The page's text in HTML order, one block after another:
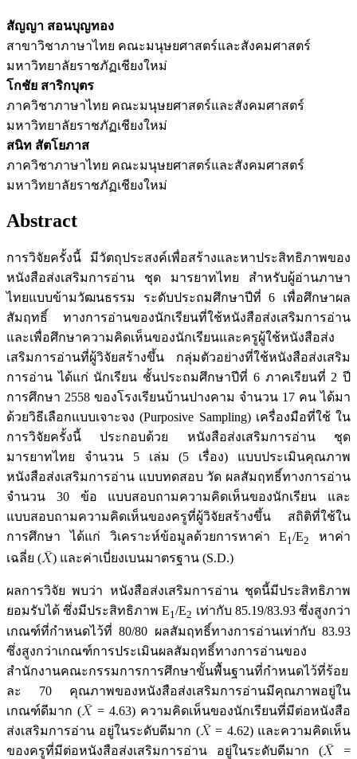
สัญญา สอนบุญทอง
สาขาวิชาภาษาไทย คณะมนุษยศาสตร์และสังคมศาสตร์
มหาวิทยาลัยราชภัฏเชียงใหม่
โกชัย สาริกบุตร
ภาควิชาภาษาไทย คณะมนุษยศาสตร์และสังคมศาสตร์
มหาวิทยาลัยราชภัฏเชียงใหม่
สนิท สัตโยภาส
ภาควิชาภาษาไทย คณะมนุษยศาสตร์และสังคมศาสตร์
มหาวิทยาลัยราชภัฏเชียงใหม่
Abstract
การวิจัยครั้งนี้ มีวัตถุประสงค์เพื่อสร้างและหาประสิทธิภาพของ
หนังสือส่งเสริมการอ่าน ชุด มารยาทไทย สำหรับผู้อ่านภาษา
ไทยแบบข้ามวัฒนธรรม ระดับประถมศึกษาปีที่ 6 เพื่อศึกษาผล
สัมฤทธิ์ ทางการอ่านของนักเรียนที่ใช้หนังสือส่งเสริมการอ่าน
และเพื่อศึกษาความคิดเห็นของนักเรียนและครูผู้ใช้หนังสือส่ง
เสริมการอ่านที่ผู้วิจัยสร้างขึ้น กลุ่มตัวอย่างที่ใช้หนังสือส่งเสริม
การอ่าน ได้แก่ นักเรียน ชั้นประถมศึกษาปีที่ 6 ภาคเรียนที่ 2 ปี
การศึกษา 2558 ของโรงเรียนบ้านปางคาม จำนวน 17 คน ได้มา
ด้วยวิธีเลือกแบบเจาะจง (Purposive Sampling) เครื่องมือที่ใช้ ใน
การวิจัยครั้งนี้ ประกอบด้วย หนังสือส่งเสริมการอ่าน ชุด
มารยาทไทย จำนวน 5 เล่ม (5 เรื่อง) แบบประเมินคุณภาพ
หนังสือส่งเสริมการอ่าน แบบทดสอบ วัด ผลสัมฤทธิ์ทางการอ่าน
จำนวน 30 ข้อ แบบสอบถามความคิดเห็นของนักเรียน และ
แบบสอบถามความคิดเห็นของครูที่ผู้วิจัยสร้างขึ้น สถิติที่ใช้ใน
การศึกษา ได้แก่ วิเคราะห์ข้อมูลด้วยการหาค่า E1/E2
หาค่า
เฉลี่ย (
) และค่าเบี่ยงเบนมาตรฐาน (S.D.)
ผลการวิจัย พบว่า หนังสือส่งเสริมการอ่าน ชุดนี้มีประสิทธิภาพ
ยอมรับได้ ซึ่งมีประสิทธิภาพ E1/E2 เท่ากับ 85.19/83.93 ซึ่งสูงกว่า
เกณฑ์ที่กำหนดไว้ที่ 80/80 ผลสัมฤทธิ์ทางการอ่านเท่ากับ 83.93
ซึ่งสูงกว่าเกณฑ์การประเมินผลสัมฤทธิ์ทางการอ่านของ
สำนักงานคณะกรรมการการศึกษาขั้นพื้นฐานที่กำหนดไว้ที่ร้อย
ละ 70 คุณภาพของหนังสือส่งเสริมการอ่านมีคุณภาพอยู่ใน
เกณฑ์ดีมาก (
= 4.63) ความคิดเห็นของนักเรียนที่มีต่อหนังสือ
ส่งเสริมการอ่าน อยู่ในระดับดีมาก (
= 4.62) และความคิดเห็น
ของครูที่มีต่อหนังสือส่งเสริมการอ่าน อยู่ในระดับดีมาก (
=